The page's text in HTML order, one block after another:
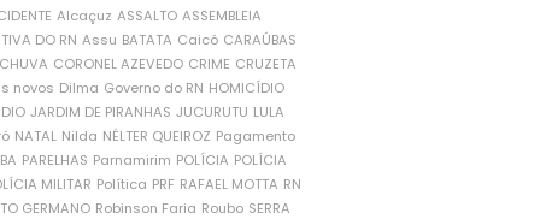
Alcaçuz ASSALTO ASSEMBLEIA
DO RN Assu BATATA Caicó CARAÚBAS
CORONEL AZEVEDO CRIME CRUZETA
novos Dilma Governo do RN HOMICÍDIO
JARDIM DE PIRANHAS JUCURUTU LULA
NATAL Nilda NÉLTER QUEIROZ Pagamento
PARELHAS Parnamirim POLÍCIA POLÍCIA
MILITAR Política PRF RAFAEL MOTTA RN
GERMANO Robinson Faria Roubo SERRA